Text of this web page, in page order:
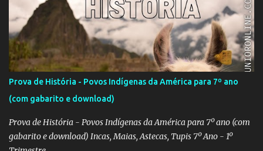
Prova de História - Povos Indígenas da América para 7º ano
(com gabarito e download)
Prova de História - Povos Indígenas da América para 7º ano (com
gabarito e download) Incas, Maias, Astecas, Tupis 7º Ano - 1º